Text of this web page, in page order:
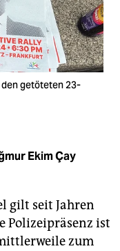
getöteten 23-
Ekim Çay
gilt seit Jahren
Polizeipräsenz ist
zum